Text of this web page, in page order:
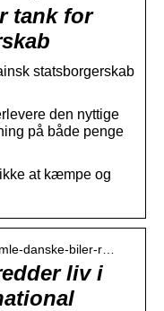
tank for
statsborgerskab
den nyttige
på både penge
at kæmpe og
danske-biler-r…
liv i